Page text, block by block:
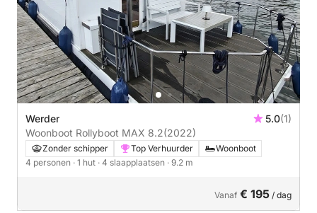
Werder 5.0(1)
Woonboot Rollyboot MAX 8.2(2022)
Zonder schipper Top Verhuurder
Woonboot
4 personen · 1 hut · 4 slaapplaatsen · 9.2 m
Vanaf € 195 / dag